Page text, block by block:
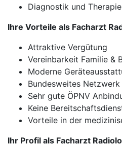
Diagnostik und
Ihre Vorteile als Facharzt
Attraktive Vergütung
Vereinbarkeit Familie &
Moderne
Bundesweites
Sehr gute ÖPNV
Keine
Vorteile in der
Ihr Profil als Facharzt